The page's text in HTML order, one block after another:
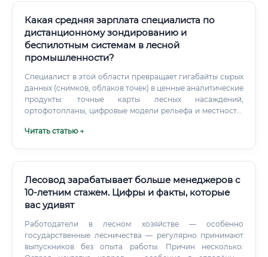
Какая средняя зарплата специалиста по
дистанционному зондированию и
беспилотным системам в лесной
промышленности?
Специалист в этой области превращает гигабайты сырых
данных (снимков, облаков точек) в ценные аналитические
продукты: точные карты лесных насаждений,
ортофотопланы, цифровые модели рельефа и местности,
выявление незаконных рубок, очагов болезней или
оценок к точному, объективному и оперативному
управлению лесными ресурсами.
Читать статью →
Лесовод зарабатывает больше менеджеров с
10-летним стажем. Цифры и факты, которые
вас удивят
Работодатели в лесном хозяйстве — особенно
государственные лесничества — регулярно принимают
выпускников без опыта работы. Причин несколько: